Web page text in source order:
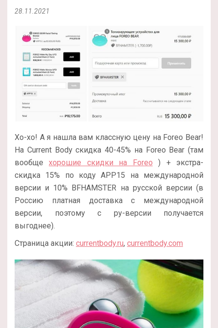
28.11.2021
Хо-хо! А я нашла вам классную цену на Foreo Bear!
На Current Body скидка 40-45% на Foreo Bear (там
вообщехорошие скидки на Foreo ) + экстра-
скидка 15% по коду APP15 на международной
версии и 10% BFHAMSTER на русской версии (в
Россию платная доставка с международной
версии, поэтому с ру-версии получается
выгоднее).
Страница акции: currentbody.ru, currentbody.com